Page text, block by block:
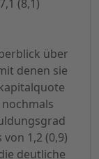
(8,1)
über
denen sie
1,2 (0,9)
deutliche